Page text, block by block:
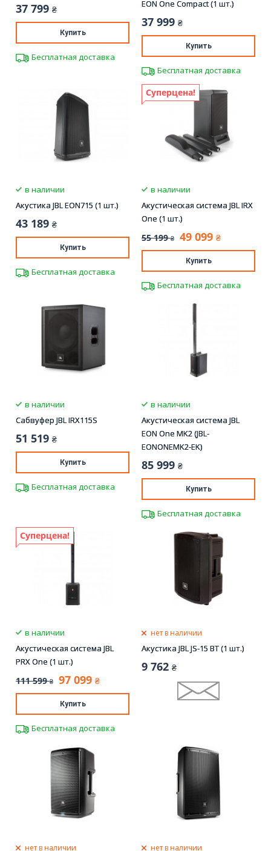
37 799 ₴
Купить
Бесплатная доставка
EON One Compact (1 шт.)
37 999 ₴
Купить
Бесплатная доставка
в наличии
Акустика JBL EON715 (1 шт.)
43 189 ₴
Купить
Бесплатная доставка
Суперцена!
в наличии
Акустическая система JBL IRX
One (1 шт.)
55 199 ₴ 49 099 ₴
Купить
Бесплатная доставка
в наличии
Сабвуфер JBL IRX115S
51 519 ₴
Купить
Бесплатная доставка
в наличии
Акустическая система JBL
EON One MK2 (JBL-
EONONEMK2-EK)
85 999 ₴
Купить
Бесплатная доставка
Суперцена!
в наличии
Акустическая система JBL
PRX One (1 шт.)
111 599 ₴ 97 099 ₴
Купить
Бесплатная доставка
нет в наличии
Акустика JBL JS-15 BT (1 шт.)
9 762 ₴
нет в наличии нет в наличии